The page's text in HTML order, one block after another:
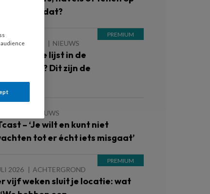
kan dat?
2026 NIEUWS
zwarte lijst in de
Dit zijn de
NIEUWS
– ‘Je wilt en kunt niet
tot er écht iets misgaat’
2026 ACHTERGROND
vijf weken sluit je locatie: wat